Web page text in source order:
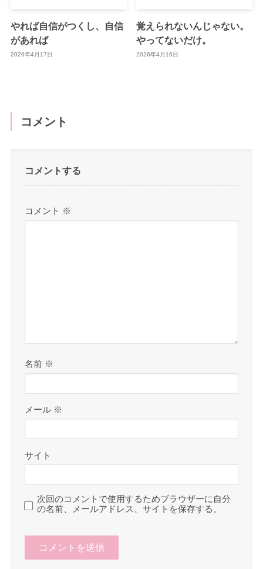
やれば自信がつくし、自信
があれば
2026年4月17日
覚えられないんじゃない。
やってないだけ。
2026年4月16日
コメント
コメントする
コメント ※
名前 ※
メール ※
サイト
次回のコメントで使用するためブラウザーに自分
の名前、メールアドレス、サイトを保存する。